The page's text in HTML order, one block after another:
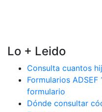
Lo + Leido
Consulta cuantos
Formularios
formulario
Dónde consultar